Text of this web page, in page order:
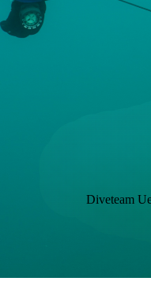
Diveteam